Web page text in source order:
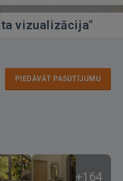
vizualizācija"
PIEDĀVĀT PASŪTĪJUMU
+164